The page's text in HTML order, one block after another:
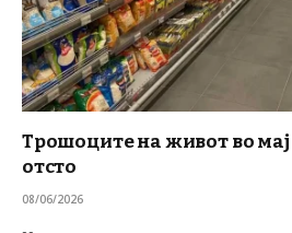
Трошоците на живот во мај
отсто
08/06/2026